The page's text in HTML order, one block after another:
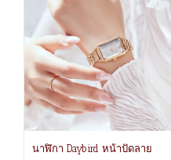
นาฬิกา Daybird หน้าปัดลาย